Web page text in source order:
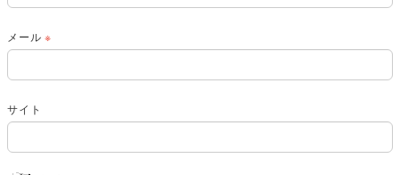
メール※
サイト